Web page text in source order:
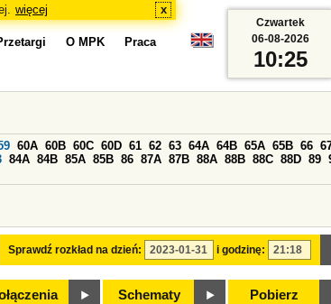
więcej x
O MPK Praca
Sprawdź rozkład na dzień: i godzinę:
60A 60B 60C 60D 61 62 63 64A 64B 65A 65B 66
84A 84B 85A 85B 86 87A 87B 88A 88B 88C 88D 89
Schematy Pobierz
Czwartek
06-08-2026
10:25